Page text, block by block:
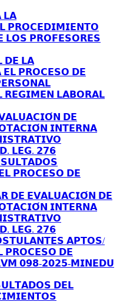
𝗟𝗔
𝗣𝗥𝗢𝗖𝗘𝗗𝗜𝗠𝗜𝗘𝗡𝗧𝗢
𝗟𝗢𝗦 𝗣𝗥𝗢𝗙𝗘𝗦𝗢𝗥𝗘𝗦
𝗗𝗘 𝗟𝗔
𝗣𝗥𝗢𝗖𝗘𝗦𝗢 𝗗𝗘
𝗥𝗘𝗚𝗜𝗠𝗘𝗡 𝗟𝗔𝗕𝗢𝗥𝗔𝗟
𝗗𝗘
𝗜𝗡𝗧𝗘𝗥𝗡𝗔
𝗟𝗘𝗚. 𝟮𝟳𝟲
𝗣𝗥𝗢𝗖𝗘𝗦𝗢 𝗗𝗘
𝗗𝗘 𝗘𝗩𝗔𝗟𝗨𝗔𝗖𝗜𝗢́𝗡 𝗗𝗘
𝗜𝗡𝗧𝗘𝗥𝗡𝗔
𝗟𝗘𝗚. 𝟮𝟳𝟲
𝗔𝗣𝗧𝗢𝗦/
𝗣𝗥𝗢𝗖𝗘𝗦𝗢 𝗗𝗘
𝟬𝟵𝟴-𝟮𝟬𝟮𝟱-𝗠𝗜𝗡𝗘𝗗𝗨
𝗗𝗘𝗟